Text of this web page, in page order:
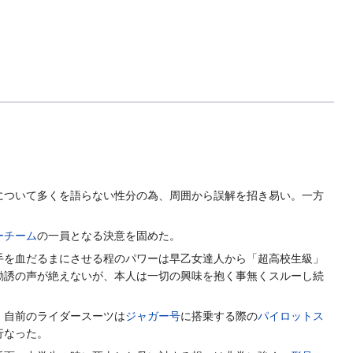
いて多くを語らない性分の為、周囲から誤解を招き易い。一方
チームの一員となる決意を固めた。
血だるまにさせる程のパワーは早乙女達人から「超高校生級」
の声が絶えないが、本人は一切の興味を抱く事無くスルーし続
前のライダースーツはジャガー号に搭乗する際のパイロットス
った。